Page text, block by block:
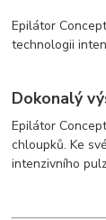
Epilátor
technologii
Dokonalý
Epilátor
chloupků. Ke
intenzivního